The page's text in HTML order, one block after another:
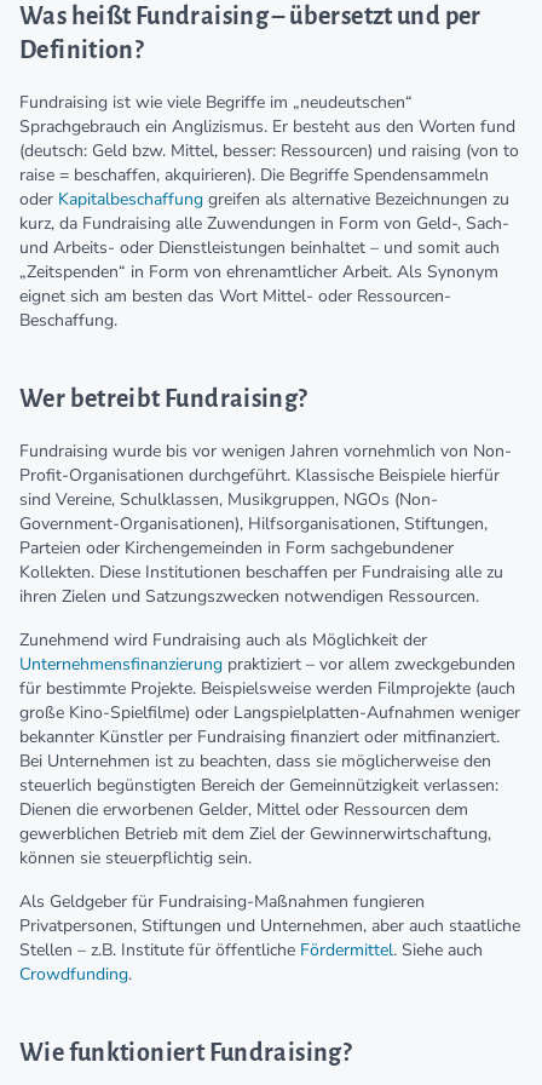
Was heißt Fundraising – übersetzt und per
Definition?
Fundraising ist wie viele Begriffe im „neudeutschen“
Sprachgebrauch ein Anglizismus. Er besteht aus den Worten fund
(deutsch: Geld bzw. Mittel, besser: Ressourcen) und raising (von to
raise = beschaffen, akquirieren). Die Begriffe Spendensammeln
oder Kapitalbeschaffung greifen als alternative Bezeichnungen zu
kurz, da Fundraising alle Zuwendungen in Form von Geld-, Sach-
und Arbeits- oder Dienstleistungen beinhaltet – und somit auch
„Zeitspenden“ in Form von ehrenamtlicher Arbeit. Als Synonym
eignet sich am besten das Wort Mittel- oder Ressourcen-
Beschaffung.
Wer betreibt Fundraising?
Fundraising wurde bis vor wenigen Jahren vornehmlich von Non-
Profit-Organisationen durchgeführt. Klassische Beispiele hierfür
sind Vereine, Schulklassen, Musikgruppen, NGOs (Non-
Government-Organisationen), Hilfsorganisationen, Stiftungen,
Parteien oder Kirchengemeinden in Form sachgebundener
Kollekten. Diese Institutionen beschaffen per Fundraising alle zu
ihren Zielen und Satzungszwecken notwendigen Ressourcen.
Zunehmend wird Fundraising auch als Möglichkeit der
Unternehmensfinanzierung praktiziert – vor allem zweckgebunden
für bestimmte Projekte. Beispielsweise werden Filmprojekte (auch
große Kino-Spielfilme) oder Langspielplatten-Aufnahmen weniger
bekannter Künstler per Fundraising finanziert oder mitfinanziert.
Bei Unternehmen ist zu beachten, dass sie möglicherweise den
steuerlich begünstigten Bereich der Gemeinnützigkeit verlassen:
Dienen die erworbenen Gelder, Mittel oder Ressourcen dem
gewerblichen Betrieb mit dem Ziel der Gewinnerwirtschaftung,
können sie steuerpflichtig sein.
Als Geldgeber für Fundraising-Maßnahmen fungieren
Privatpersonen, Stiftungen und Unternehmen, aber auch staatliche
Stellen – z.B. Institute für öffentliche Fördermittel. Siehe auch
Crowdfunding.
Wie funktioniert Fundraising?